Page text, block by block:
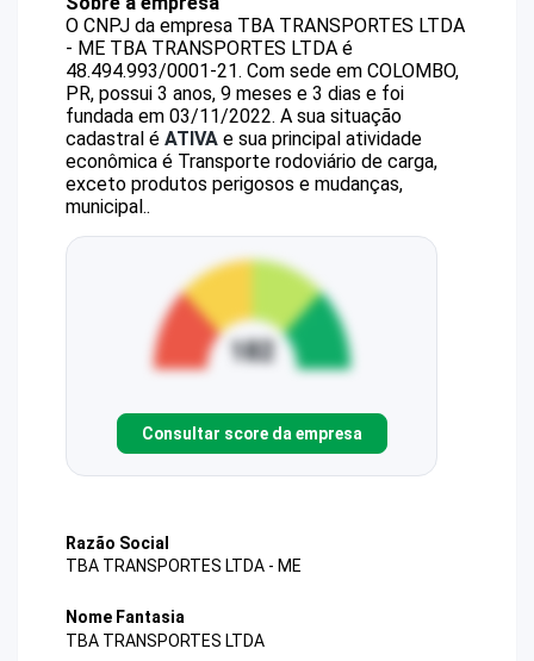
O CNPJ da empresa TBA TRANSPORTES LTDA
- ME TBA TRANSPORTES LTDA é
48.494.993/0001-21. Com sede em COLOMBO,
PR, possui 3 anos, 9 meses e 3 dias e foi
fundada em 03/11/2022. A sua situação
cadastral é ATIVA e sua principal atividade
econômica é Transporte rodoviário de carga,
exceto produtos perigosos e mudanças,
municipal..
Consultar score da empresa
Razão Social
TBA TRANSPORTES LTDA - ME
Nome Fantasia
TBA TRANSPORTES LTDA